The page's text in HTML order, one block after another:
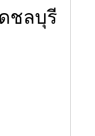
ชลบุรี